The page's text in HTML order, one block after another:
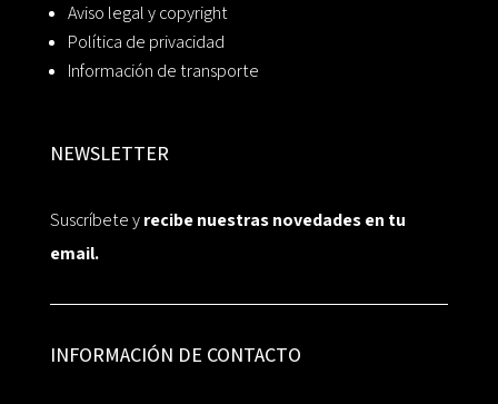
Aviso legal y copyright
Política de privacidad
Información de transporte
NEWSLETTER
Suscríbete yrecibe nuestras novedades en tu
email.
INFORMACIÓN DE CONTACTO